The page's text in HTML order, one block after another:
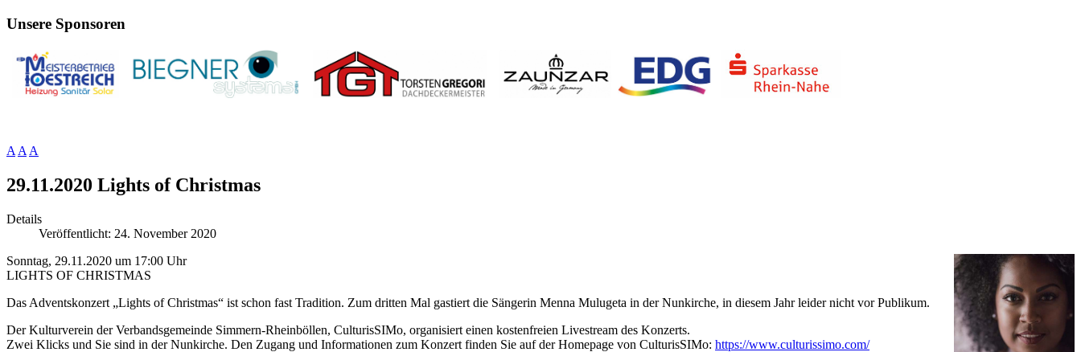
Unsere Sponsoren
AAA
29.11.2020 Lights of Christmas
Details
Veröffentlicht: 24. November 2020
Sonntag, 29.11.2020 um 17:00 Uhr
LIGHTS OF CHRISTMAS
Das Adventskonzert „Lights of Christmas“ ist schon fast Tradition. Zum dritten Mal gastiert die Sängerin Menna Mulugeta in der Nunkirche, in diesem Jahr leider nicht vor Publikum.
Der Kulturverein der Verbandsgemeinde Simmern-Rheinböllen, CulturisSIMo, organisiert einen kostenfreien Livestream des Konzerts.
Zwei Klicks und Sie sind in der Nunkirche. Den Zugang und Informationen zum Konzert finden Sie auf der Homepage von CulturisSIMo: https://www.culturissimo.com/